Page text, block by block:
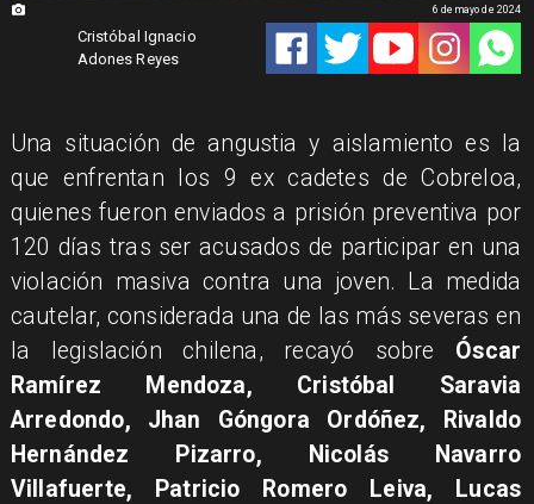
Cristóbal Ignacio
Adones Reyes
6 de mayo de 2024
Una situación de angustia y aislamiento es la
que enfrentan los 9 ex cadetes de Cobreloa,
quienes fueron enviados a prisión preventiva por
120 días tras ser acusados de participar en una
violación masiva contra una joven. La medida
cautelar, considerada una de las más severas en
la legislación chilena, recayó sobre Óscar
Ramírez Mendoza, Cristóbal Saravia
Arredondo, Jhan Góngora Ordóñez, Rivaldo
Hernández Pizarro, Nicolás Navarro
Villafuerte, Patricio Romero Leiva, Lucas